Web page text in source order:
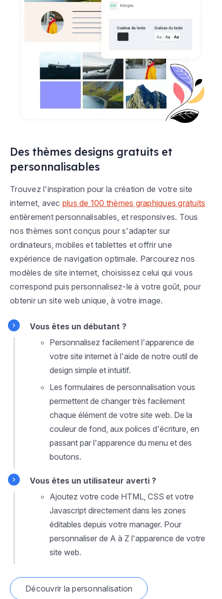
Des thèmes designs gratuits et
personnalisables
Trouvez l'inspiration pour la création de votre site
internet, avec plus de 100 thèmes graphiques gratuits
entièrement personnalisables, et responsives. Tous
nos thèmes sont conçus pour s'adapter sur
ordinateurs, mobiles et tablettes et offrir une
expérience de navigation optimale. Parcourez nos
modèles de site internet, choisissez celui qui vous
correspond puis personnalisez-le à votre goût, pour
obtenir un site web unique, à votre image.
Vous êtes un débutant ?
Personnalisez facilement l'apparence de
votre site internet à l'aide de notre outil de
design simple et intuitif.
Les formulaires de personnalisation vous
permettent de changer très facilement
chaque élément de votre site web. De la
couleur de fond, aux polices d'écriture, en
passant par l'apparence du menu et des
boutons.
Vous êtes un utilisateur averti ?
Ajoutez votre code HTML, CSS et votre
Javascript directement dans les zones
éditables depuis votre manager. Pour
personnaliser de A à Z l'apparence de votre
site web.
Découvrir la personnalisation